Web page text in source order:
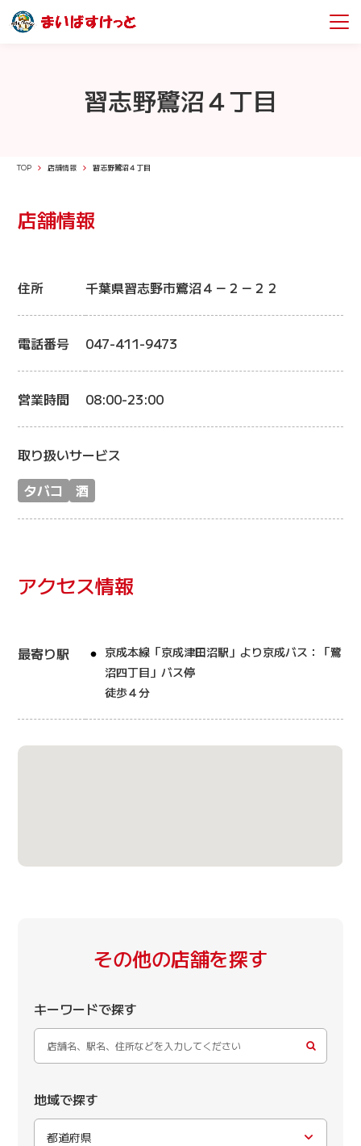
習志野鷺沼４丁目
TOP 店舗情報 習志野鷺沼４丁目
店舗情報
住所 千葉県習志野市鷺沼４－２－２２
電話番号 047-411-9473
営業時間 08:00-23:00
取り扱いサービス
タバコ
酒
アクセス情報
最寄り駅
京成本線「京成津田沼駅」より京成バス：「鷺
沼四丁目」バス停
徒歩４分
その他の店舗を探す
キーワードで探す
地域で探す
都道府県